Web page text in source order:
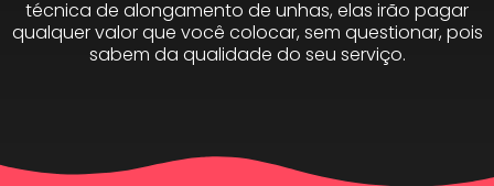
técnica de alongamento de unhas, elas irão pagar
qualquer valor que você colocar, sem questionar, pois
sabem da qualidade do seu serviço.